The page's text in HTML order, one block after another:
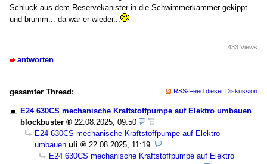
Schluck aus dem Reservekanister in die Schwimmerkammer gekippt
und brumm... da war er wieder...
antworten
433 Views
gesamter Thread: RSS-Feed dieser Diskussion
E24 630CS mechanische Kraftstoffpumpe auf Elektro umbauen
blockbuster
22.08.2025, 09:50
E24 630CS mechanische Kraftstoffpumpe auf Elektro
umbauen uli
22.08.2025, 11:19
E24 630CS mechanische Kraftstoffpumpe auf Elektro